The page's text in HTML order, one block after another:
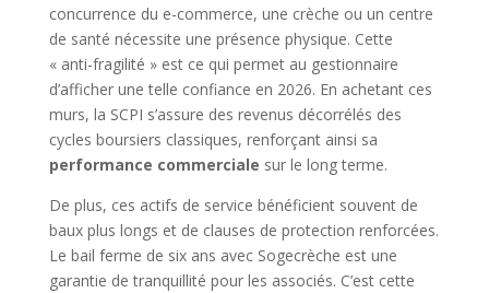
concurrence du e-commerce, une crèche ou un centre
de santé nécessite une présence physique. Cette
« anti-fragilité » est ce qui permet au gestionnaire
d’afficher une telle confiance en 2026. En achetant ces
murs, la SCPI s’assure des revenus décorrélés des
cycles boursiers classiques, renforçant ainsi sa
performance commerciale sur le long terme.
De plus, ces actifs de service bénéficient souvent de
baux plus longs et de clauses de protection renforcées.
Le bail ferme de six ans avec Sogecrèche est une
garantie de tranquillité pour les associés. C’est cette